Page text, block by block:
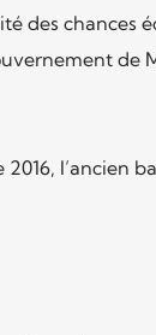
des chances
de
l’ancien